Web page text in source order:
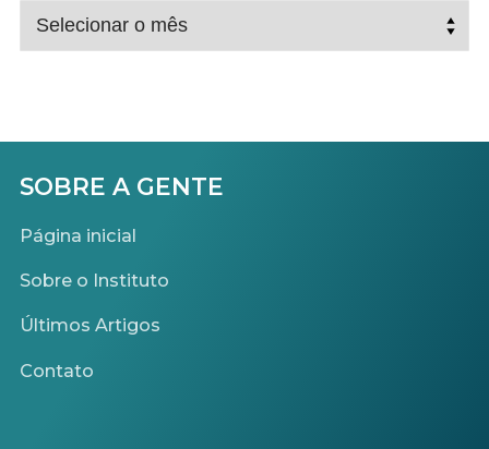
ARQUIVO
OS
SOBRE A GENTE
Página inicial
Sobre o Instituto
Últimos Artigos
Contato